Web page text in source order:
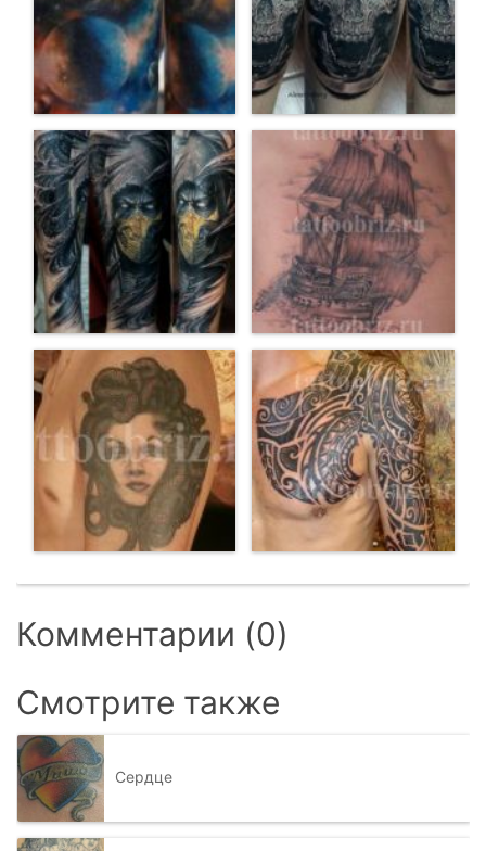
Комментарии (0)
Смотрите также
Сердце